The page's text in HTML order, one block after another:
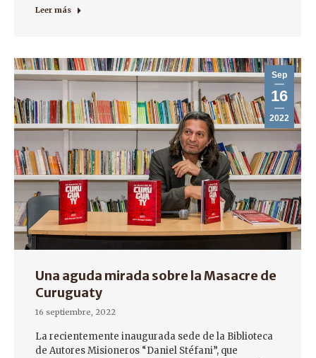
Leer más
Sep
16
2022
Una aguda mirada sobre la Masacre de
Curuguaty
16 septiembre, 2022
La recientemente inaugurada sede de la Biblioteca
de Autores Misioneros “Daniel Stéfani”, que